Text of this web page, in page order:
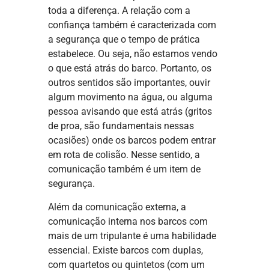
toda a diferença. A relação com a
confiança também é caracterizada com
a segurança que o tempo de prática
estabelece. Ou seja, não estamos vendo
o que está atrás do barco. Portanto, os
outros sentidos são importantes, ouvir
algum movimento na água, ou alguma
pessoa avisando que está atrás (gritos
de proa, são fundamentais nessas
ocasiões) onde os barcos podem entrar
em rota de colisão. Nesse sentido, a
comunicação também é um item de
segurança.
Além da comunicação externa, a
comunicação interna nos barcos com
mais de um tripulante é uma habilidade
essencial. Existe barcos com duplas,
com quartetos ou quintetos (com um